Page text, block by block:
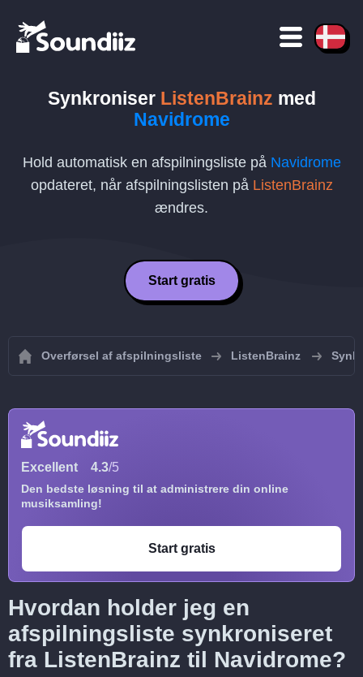
Synkroniser ListenBrainz med
Navidrome
Hold automatisk en afspilningsliste på Navidrome
opdateret, når afspilningslisten på ListenBrainz
ændres.
Start gratis
Overførsel af afspilningsliste ListenBrainz
Excellent 4.3/5
Den bedste løsning til at administrere din online
musiksamling!
Start gratis
Hvordan holder jeg en
afspilningsliste synkroniseret
fra ListenBrainz til Navidrome?